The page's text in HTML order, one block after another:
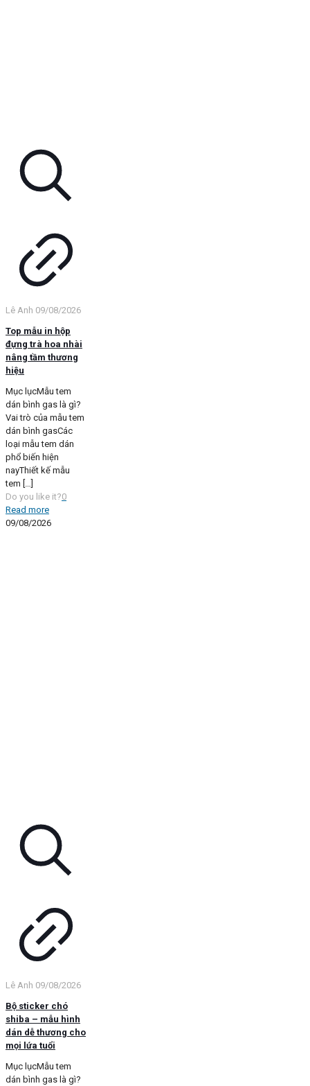
Lê Anh 09/08/2026
Top mẫu in hộp
đựng trà hoa nhài
nâng tầm thương
hiệu
Mục lụcMẫu tem
dán bình gas là gì?
Vai trò của mẫu tem
dán bình gasCác
loại mẫu tem dán
phổ biến hiện
nayThiết kế mẫu
tem
Do you like it?0
Read more
09/08/2026
Lê Anh 09/08/2026
Bộ sticker chó
shiba – mẫu hình
dán dễ thương cho
mọi lứa tuổi
Mục lụcMẫu tem
dán bình gas là gì?